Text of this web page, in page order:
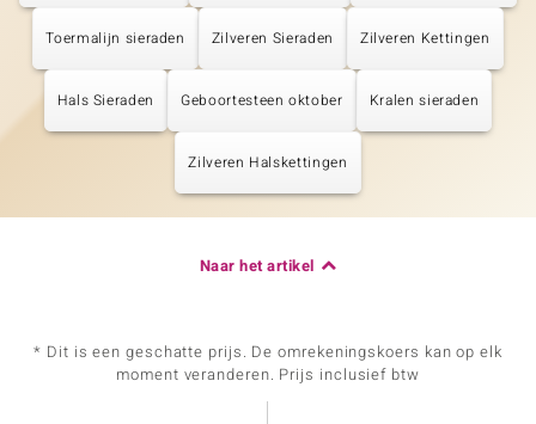
Toermalijn sieraden Zilveren Sieraden Zilveren Kettingen
Hals Sieraden Geboortesteen oktober Kralen sieraden
Zilveren Halskettingen
Naar het artikel
* Dit is een geschatte prijs. De omrekeningskoers kan op elk
moment veranderen. Prijs inclusief btw